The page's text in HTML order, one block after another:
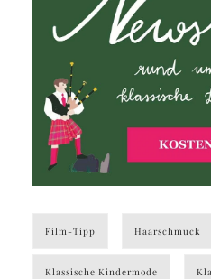
Film-Tipp Haarschmuck
Klassische Kindermode